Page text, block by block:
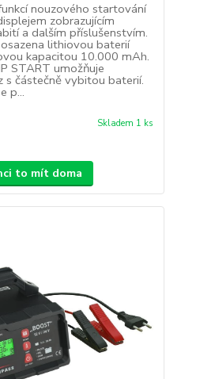
nouzového startování
zobrazujícím
a dalším příslušenstvím.
lithiovou baterií
kapacitou 10.000 mAh.
START umožňuje
částečně vybitou baterií.
p...
Skladem 1 ks
to mít doma